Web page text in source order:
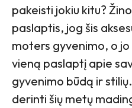
pakeisti jokiu kitu?
paslaptis, jog šis
moters gyvenimo, o
vieną paslaptį apie
gyvenimo būdą ir
derinti šių metų